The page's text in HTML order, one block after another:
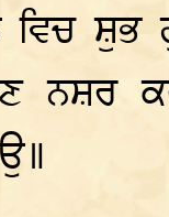
ਵਿਚ ਸ਼ੁਭ
ਨਸ਼ਰ